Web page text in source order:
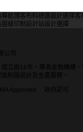
型企業（如 A.S.
及活動服、政府及公
利組織（如紅十字會
也歡迎個人或小型團
是個人化禮品或小
起訂？大量訂製如何
導航博客布料總匯設計選擇客
圖樣印制 設計站設計選擇
公司
立逾18年，專為金融機構、
制服設計及生產服務。
Approved 政府認可